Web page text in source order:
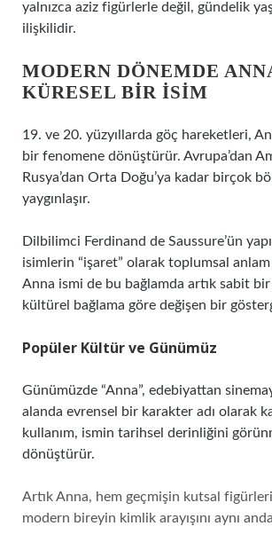
yalnızca aziz figürlerle değil, gündelik
ilişkilidir.
MODERN DÖNEMDE
KÜRESEL BIR İSIM
19. ve 20. yüzyıllarda göç hareketleri,
bir fenomene dönüştürür. Avrupa’dan
Rusya’dan Orta Doğu’ya kadar birçok
yaygınlaşır.
Dilbilimci Ferdinand de Saussure’ün
isimlerin “işaret” olarak toplumsal anlam
Anna ismi de bu bağlamda artık sabit
kültürel bağlama göre değişen bir
Popüler Kültür ve Günümüz
Günümüzde “Anna”, edebiyattan
alanda evrensel bir karakter adı olarak
kullanım, ismin tarihsel derinliğini
dönüştürür.
Artık Anna, hem geçmişin kutsal
modern bireyin kimlik arayışını aynı